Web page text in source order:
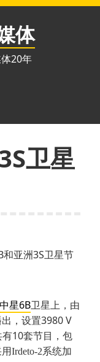
体
20年
卫星
亚洲3S卫星节
中星6B卫星上，由
，设置3980 V
10套节目，包
Irdeto-2系统加